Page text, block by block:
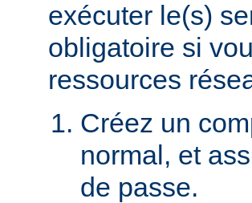
exécuter le(s)
obligatoire si
ressources
Créez un
normal, et
de passe.